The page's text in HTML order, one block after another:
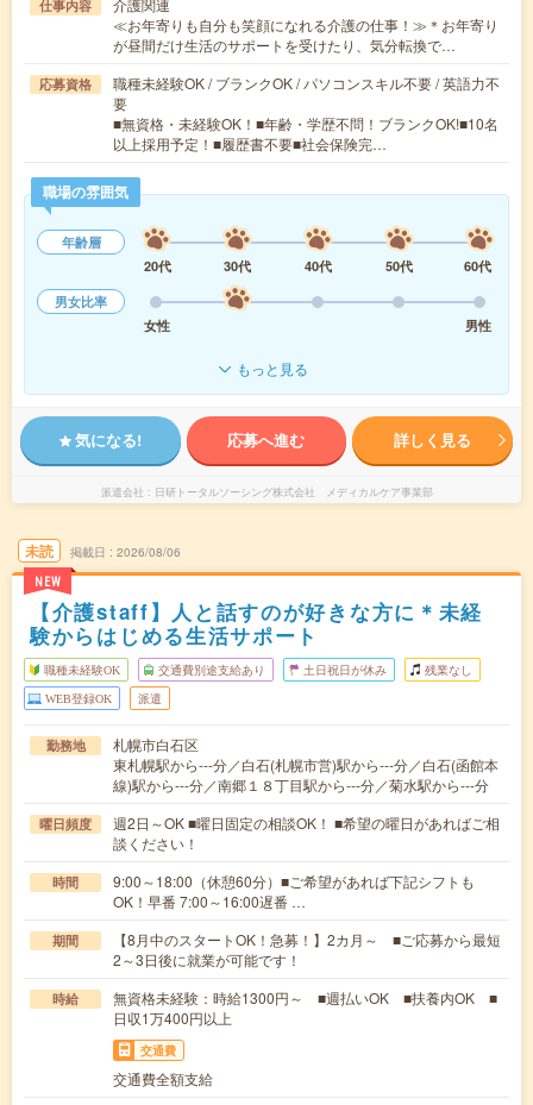
仕事内容
介護関連
≪お年寄りも自分も笑顔になれる介護の仕事！≫＊お年寄り
が昼間だけ生活のサポートを受けたり、気分転換で…
応募資格
職種未経験OK / ブランクOK / パソコンスキル不要 / 英語力不
要
■無資格・未経験OK！■年齢・学歴不問！ブランクOK!■10名
以上採用予定！■履歴書不要■社会保険完…
職場の雰囲気
年齢層
20代
30代 40代 50代
60代
男女比率
女性
男性
もっと見る
気になる! 応募へ進む 詳しく見る
派遣会社 日研トータルソーシング株式会社 メディカルケア事業部
未読
NEW
掲載日 2026/08/06
【介護staff】人と話すのが好きな方に＊未経
験からはじめる生活サポート
職種未経験OK 交通費別途支給あり 土日祝日が休み 残業なし
WEB登録OK 派遣
勤務地
札幌市白石区
東札幌駅から---分／白石(札幌市営)駅から---分／白石(函館本
線)駅から---分／南郷１８丁目駅から---分／菊水駅から---分
曜日頻度
週2日～OK ■曜日固定の相談OK！ ■希望の曜日があればご相
談ください！
時間
9:00～18:00（休憩60分）■ご希望があれば下記シフトも
OK！早番 7:00～16:00遅番 …
期間
【8月中のスタートOK！急募！】2カ月～ ■ご応募から最短
2～3日後に就業が可能です！
時給
無資格未経験：時給1300円～ ■週払いOK ■扶養内OK ■
日収1万400円以上
交通費
交通費全額支給